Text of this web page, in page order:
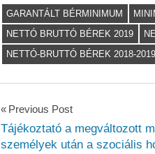
GARANTÁLT BÉRMINIMUM
NETTÓ BRUTTÓ BÉREK 2019
NETTÓ-BRUTTÓ BÉREK 2018-
Bejegyzés
navigáció
Previous Post
Tájékoztató a megváltozott
személyek után a szociális